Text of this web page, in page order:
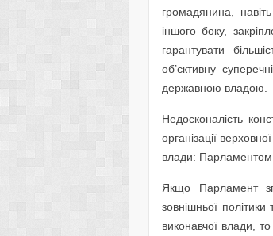
громадянина,
іншого боку,
гарантувати
об’єктивну
державною владою.
Недосконалість
організації
влади: Парламентом
Якщо Парламент
зовнішньої
виконавчої влади,